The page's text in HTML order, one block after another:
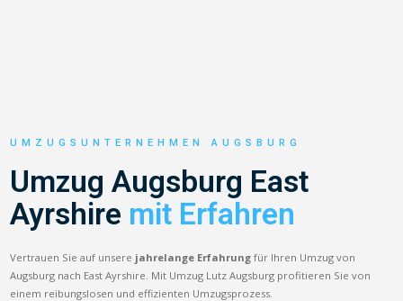
UMZUGSUNTERNEHMEN AUGSBURG
Umzug Augsburg East
Ayrshire mit Erfahren
Vertrauen Sie auf unsere jahrelange Erfahrung für Ihren Umzug von
Augsburg nach East Ayrshire. Mit Umzug Lutz Augsburg profitieren Sie von
einem reibungslosen und effizienten Umzugsprozess.